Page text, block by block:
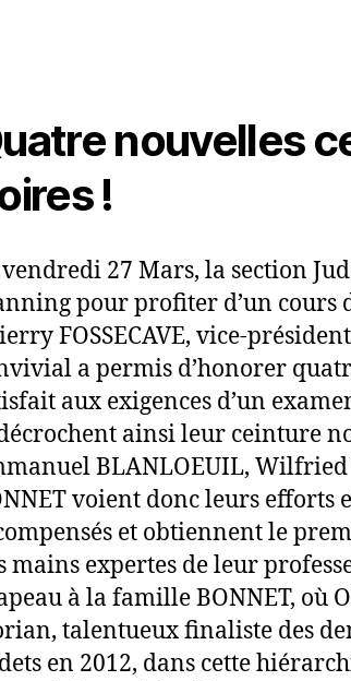
nouvelles
!
vendredi 27 Mars, la section
pour profiter d’un cours
FOSSECAVE, vice-
a permis d’honorer
aux exigences d’un
ainsi leur ceinture
BLANLOEUIL,
voient donc leurs efforts
et obtiennent le
mains expertes de leur
à la famille BONNET, où
talentueux finaliste des
en 2012, dans cette